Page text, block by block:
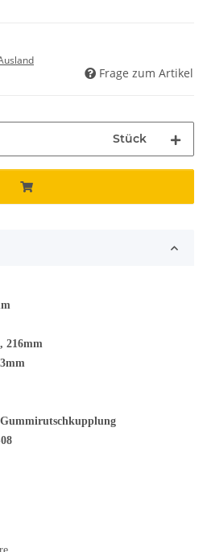
Frage zum Artikel
Stück
216mm